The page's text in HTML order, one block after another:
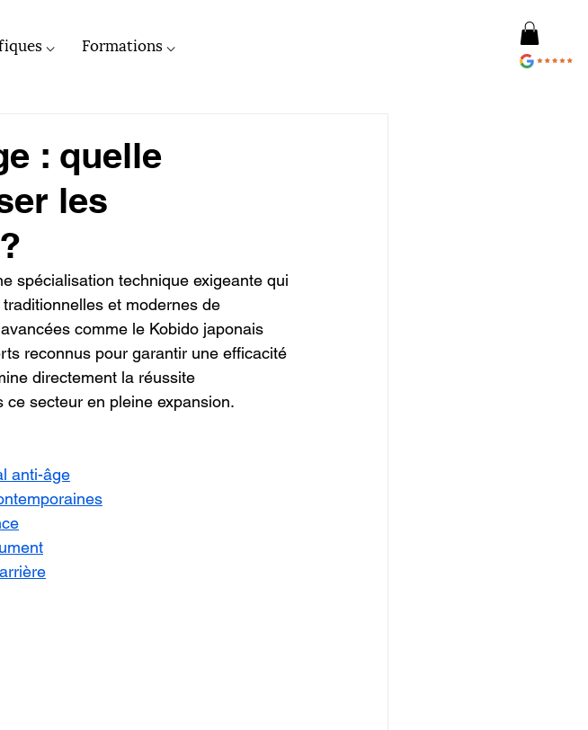
⌵ Formations ⌵
: quelle
les
spécialisation technique exigeante qui
et modernes de
comme le Kobido japonais
reconnus pour garantir une efficacité
directement la réussite
secteur en pleine expansion.
anti-âge